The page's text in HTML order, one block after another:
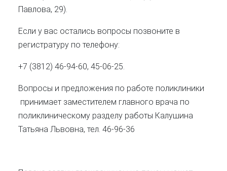
Павлова, 29).
Если у вас остались вопросы позвоните в
регистратуру по телефону:
+7 (3812) 46-94-60, 45-06-25.
Вопросы и предложения по работе поликлиники
принимает заместителем главного врача по
поликлиническому разделу работы Калушина
Татьяна Львовна, тел. 46-96-36